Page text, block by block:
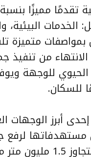
البيئية،
متميزة
الحيوي للوجهة
للسكان.
أبرز
لرفع